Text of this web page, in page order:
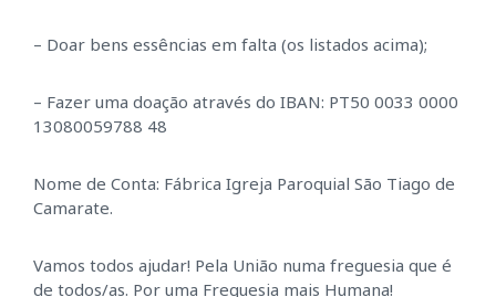
– Doar bens essências em falta (os listados acima);
– Fazer uma doação através do IBAN: PT50 0033 0000
13080059788 48
Nome de Conta: Fábrica Igreja Paroquial São Tiago de
Camarate.
Vamos todos ajudar! Pela União numa freguesia que é
de todos/as. Por uma Freguesia mais Humana!